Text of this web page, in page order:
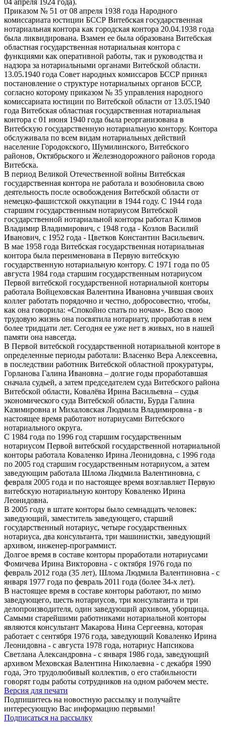
04 апреля 1924 года).
Приказом № 51 от 08 апреля 1938 года Народного
комиссариата юстиции БССР Витебская государственная
нотариальная контора как городская контора 20.04.1938 года
была ликвидирована. Взамен ее была образована Витебская
областная государственная нотариальная контора с
функциями как оперативной работы, так и руководства и
надзора за нотариальными органами Витебской области.
13.05.1940 года Совет народных комиссаров БССР принял
постановление о структуре нотариальных органов БССР,
согласно которому приказом № 35 управления народного
комиссариата юстиции по Витебской области от 13.05.1940
года Витебская областная государственная нотариальная
контора с 01 июня 1940 года была реорганизована в
Витебскую государственную нотариальную контору. Контора
обслуживала по всем видам нотариальных действий
население Городокского, Шумилинского, Витебского
районов, Октябрьского и Железнодорожного районов города
Витебска.
В период Великой Отечественной войны Витебская
государственная контора не работала и возобновила свою
деятельность после освобождения Витебской области от
немецко-фашистской оккупации в 1944 году. С 1944 года
старшим государственным нотариусом Витебской
государственной нотариальной конторы работал Климов
Владимир Владимирович, с 1948 года - Козлов Василий
Иванович, с 1952 года - Цветков Константин Васильевич.
В мае 1958 года Витебская государственная нотариальная
контора была переименована в Первую витебскую
государственную нотариальную контору. С 1971 года по 05
августа 1984 года старшим государственным нотариусом
Первой витебской государственной нотариальной конторы
работала Войцеховская Валентина Ивановна учившая своих
коллег работать порядочно и честно, добросовестно, чтобы,
как она говорила: «Спокойно спать по ночам». Всю свою
трудовую жизнь она посвятила нотариату, проработав в нем
более тридцати лет. Сегодня ее уже нет в живых, но в нашей
памяти она навсегда.
В Первой витебской государственной нотариальной конторе в
определенные периоды работали: Власенко Вера Алексеевна,
в последствии работник Витебской областной прокуратуры,
Горланова Галина Ивановна – долгие годы проработавшая
сначала судьей, а затем председателем суда Витебского района
Витебской области, Ковалёва Ирина Васильевна – судья
экономического суда Витебской области, Бурда Галина
Казимировна и Михаловская Людмила Владимировна - в
настоящее время работают нотариусами Витебского
нотариального округа.
С 1984 года по 1996 год старшим государственным
нотариусом Первой витебской государственной нотариальной
конторы работала Коваленко Ирина Леонидовна, с 1996 года
по 2005 год старшим государственным нотариусом, а затем
заведующим работала Шлома Людмила Валентиновна, с
февраля 2005 года и по настоящее время возглавляет Первую
витебскую нотариальную контору Коваленко Ирина
Леонидовна.
В 2005 году в штате конторы было семнадцать человек:
заведующий, заместитель заведующего, старший
государственный нотариус, четыре государственных
нотариуса, два консультанта, три машинистки, заведующий
архивом, инженер-программист.
Долгое время в составе конторы проработали нотариусами
Фомичева Ирина Викторовна - с октября 1976 года по
февраль 2012 года (35 лет), Шлома Людмила Валентиновна - с
января 1977 года по февраль 2011 года (более 34-х лет).
В настоящее время в составе конторы работают, по мимо
заведующего, шесть нотариусов, три консультанта и три
делопроизводителя, один заведующий архивом, уборщица.
Самыми старейшими работниками нотариальной конторы
являются консультант Макарова Нина Сергеевна, которая
работает с сентября 1976 года, заведующий Коваленко Ирина
Леонидовна - с августа 1978 года, нотариус Напсикова
Светлана Александровна - с января 1986 года, заведующий
архивом Меховская Валентина Николаевна - с декабря 1990
года, Это трудолюбивый коллектив, о его стабильности
говорят годы работы сотрудников на одном рабочем месте.
Версия для печати
Подпишитесь на новостную рассылку и получайте
интересующую Вас информацию первыми!
Подписаться на рассылку